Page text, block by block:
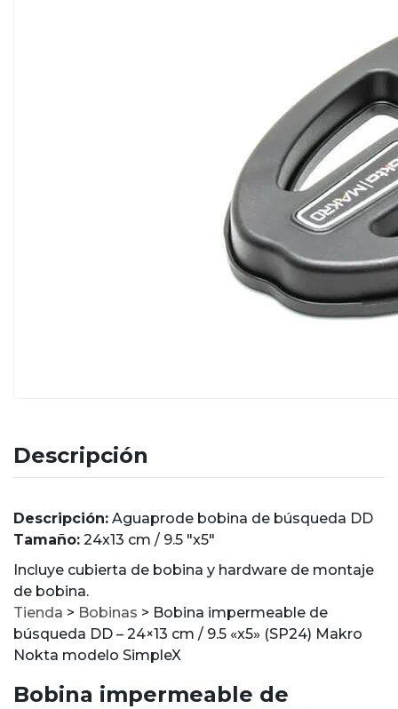
Descripción
Descripción: Aguaprode bobina de búsqueda DD
Tamaño: 24x13 cm / 9.5 "x5"
Incluye cubierta de bobina y hardware de montaje
de bobina.
Tienda > Bobinas > Bobina impermeable de
búsqueda DD – 24×13 cm / 9.5 «x5» (SP24) Makro
Nokta modelo SimpleX
Bobina impermeable de